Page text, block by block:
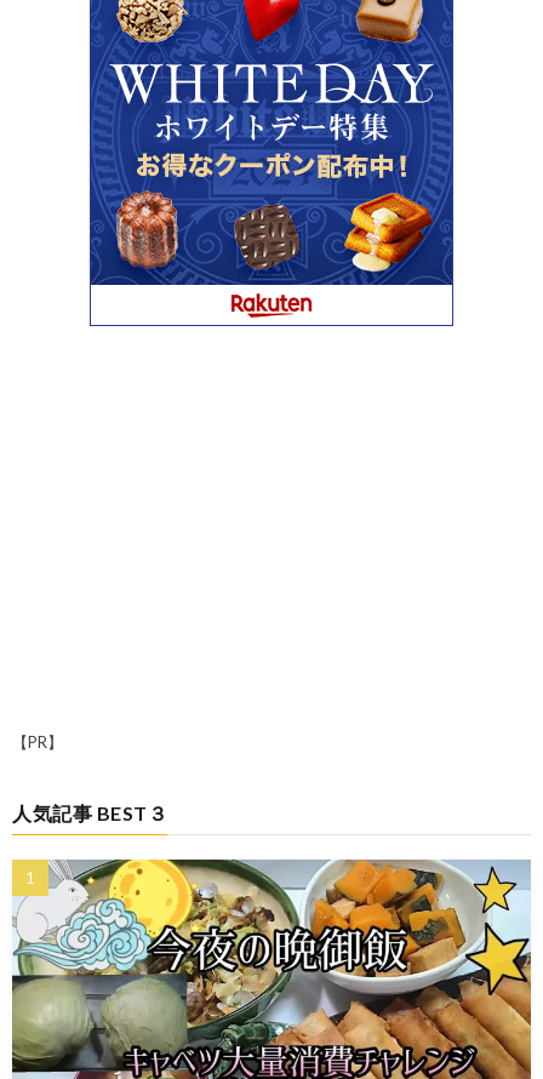
【PR】
人気記事 BEST３